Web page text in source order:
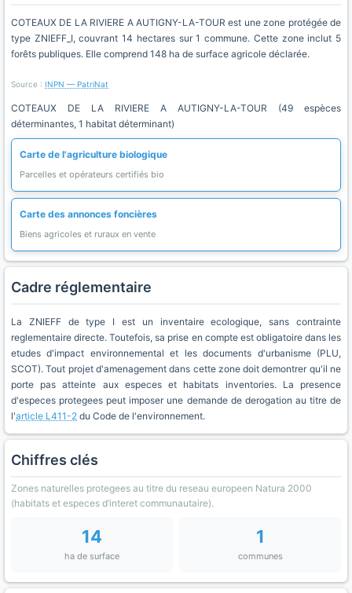
COTEAUX DE LA RIVIERE A AUTIGNY-LA-TOUR est une zone protégée de
type ZNIEFF_I, couvrant 14 hectares sur 1 commune. Cette zone inclut 5
forêts publiques. Elle comprend 148 ha de surface agricole déclarée.
Source : INPN — PatriNat
COTEAUX DE LA RIVIERE A AUTIGNY-LA-TOUR (49 espèces
déterminantes, 1 habitat déterminant)
Carte de l'agriculture biologique
Parcelles et opérateurs certifiés bio
Carte des annonces foncières
Biens agricoles et ruraux en vente
Cadre réglementaire
La ZNIEFF de type I est un inventaire ecologique, sans contrainte
reglementaire directe. Toutefois, sa prise en compte est obligatoire dans les
etudes d'impact environnemental et les documents d'urbanisme (PLU,
SCOT). Tout projet d'amenagement dans cette zone doit demontrer qu'il ne
porte pas atteinte aux especes et habitats inventories. La presence
d'especes protegees peut imposer une demande de derogation au titre de
l'article L411-2 du Code de l'environnement.
Chiffres clés
Zones naturelles protegees au titre du reseau europeen Natura 2000
(habitats et especes d’interet communautaire).
14
ha de surface
1
communes